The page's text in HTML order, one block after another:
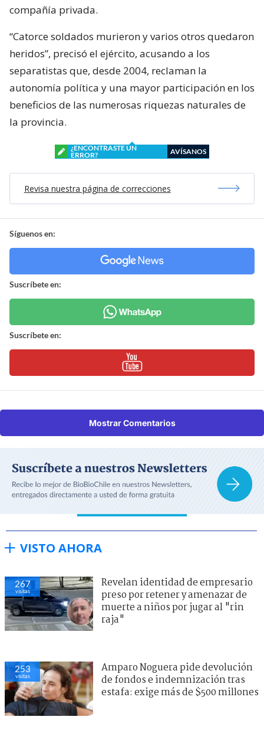
compañía privada.
“Catorce soldados murieron y varios otros quedaron
heridos”, precisó el ejército, acusando a los
separatistas que, desde 2004, reclaman la
autonomía política y una mayor participación en los
beneficios de las numerosas riquezas naturales de
la provincia.
¿ENCONTRASTE UN
ERROR?
AVÍSANOS
Revisa nuestra página de correcciones
Síguenos en:
Suscríbete en:
Suscríbete en:
Mostrar Comentarios
VISTO AHORA
267
visitas
Revelan identidad de empresario
preso por retener y amenazar de
muerte a niños por jugar al "rin
raja"
253
visitas
Amparo Noguera pide devolución
de fondos e indemnización tras
estafa: exige más de $500 millones